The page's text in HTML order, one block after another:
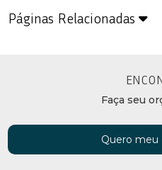
Páginas Relacionadas
Faça seu
Quero